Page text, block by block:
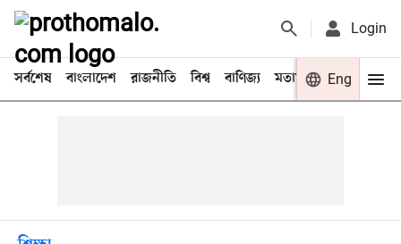
Login
সর্বশেষ বাংলাদেশ রাজনীতি বিশ্ব বাণিজ্য মতামত খেলা
Eng